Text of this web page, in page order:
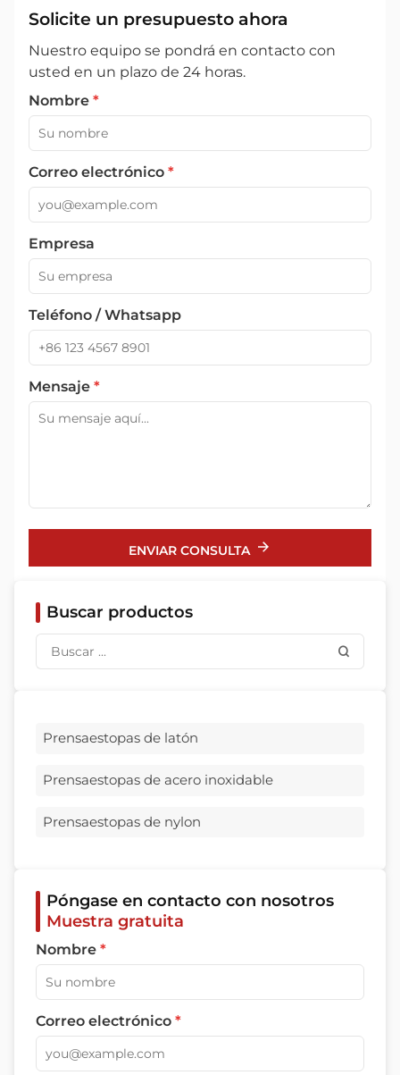
Solicite un presupuesto ahora
Nuestro equipo se pondrá en contacto con
usted en un plazo de 24 horas.
Nombre *
Correo electrónico *
Empresa
Teléfono / Whatsapp
Mensaje *
ENVIAR CONSULTA
Buscar productos
Prensaestopas de latón
Prensaestopas de acero inoxidable
Prensaestopas de nylon
Póngase en contacto con nosotros
Muestra gratuita
Nombre *
Correo electrónico *